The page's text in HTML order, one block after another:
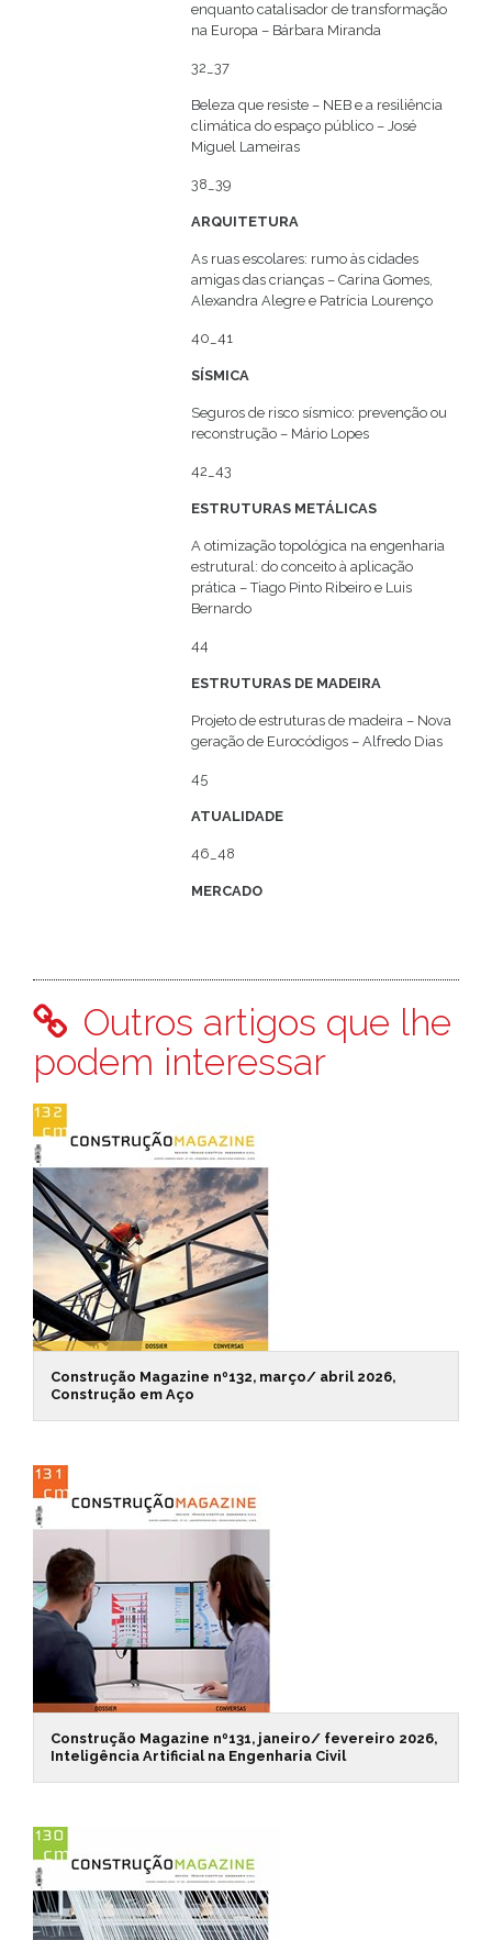
enquanto catalisador de transformação
na Europa – Bárbara Miranda
32_37
Beleza que resiste – NEB e a resiliência
climática do espaço público – José
Miguel Lameiras
38_39
ARQUITETURA
As ruas escolares: rumo às cidades
amigas das crianças – Carina Gomes,
Alexandra Alegre e Patrícia Lourenço
40_41
SÍSMICA
Seguros de risco sísmico: prevenção ou
reconstrução – Mário Lopes
42_43
ESTRUTURAS METÁLICAS
A otimização topológica na engenharia
estrutural: do conceito à aplicação
prática – Tiago Pinto Ribeiro e Luis
Bernardo
44
ESTRUTURAS DE MADEIRA
Projeto de estruturas de madeira – Nova
geração de Eurocódigos – Alfredo Dias
45
ATUALIDADE
46_48
MERCADO
Outros artigos que lhe
podem interessar
Construção Magazine nº132, março/ abril 2026,
Construção em Aço
Construção Magazine nº131, janeiro/ fevereiro 2026,
Inteligência Artificial na Engenharia Civil